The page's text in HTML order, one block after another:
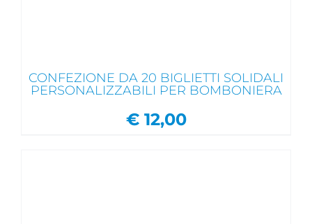
CONFEZIONE DA 20 BIGLIETTI SOLIDALI
PERSONALIZZABILI PER BOMBONIERA
€12,00